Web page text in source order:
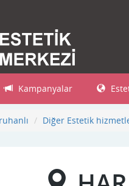
Kampanyalar
Diğer Estetik